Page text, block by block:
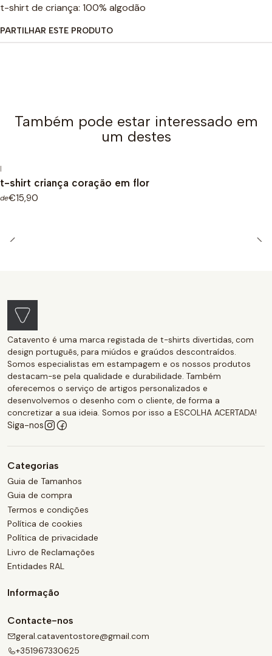
t-shirt de criança: 100% algodão
PARTILHAR ESTE PRODUTO
Também pode estar interessado em
um destes
|
t-shirt criança coração em flor
de€15,90
Catavento é uma marca registada de t-shirts divertidas, com
design português, para miúdos e graúdos descontraídos.
Somos especialistas em estampagem e os nossos produtos
destacam-se pela qualidade e durabilidade. Também
oferecemos o serviço de artigos personalizados e
desenvolvemos o desenho com o cliente, de forma a
concretizar a sua ideia. Somos por isso a ESCOLHA ACERTADA!
Siga-nos
Categorias
Guia de Tamanhos
Guia de compra
Termos e condições
Política de cookies
Política de privacidade
Livro de Reclamações
Entidades RAL
Informação
Contacte-nos
geral.cataventostore@gmail.com
+351967330625